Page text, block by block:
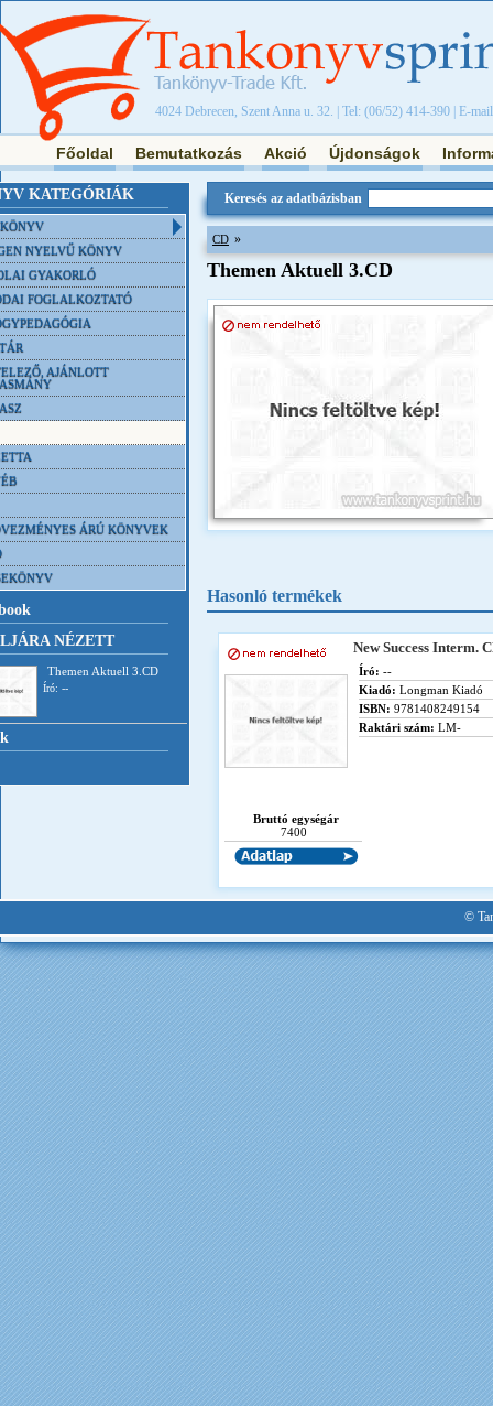
4024 Debrecen, Szent Anna u. 32. | Tel: (06/52) 414-390 | E-
Főoldal Bemutatkozás Akció Újdonságok
KATEGÓRIÁK
NYELVŰ KÖNYV
GYAKORLÓ
FOGLALKOZTATÓ
AJÁNLOTT
ÁRÚ KÖNYVEK
NÉZETT
Themen Aktuell 3.CD
Író: --
Keresés az adatbázisban
CD »
Themen Aktuell 3.CD
Hasonló termékek
New Success Interm.
Író: --
Kiadó: Longman Kiadó
ISBN: 9781408249154
Raktári szám: LM-
Bruttó egységár
7400
©